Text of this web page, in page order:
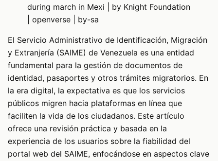
during march in Mexi | by Knight Foundation
| openverse | by-sa
El Servicio Administrativo de Identificación, Migración
y Extranjería (SAIME) de Venezuela es una entidad
fundamental para la gestión de documentos de
identidad, pasaportes y otros trámites migratorios. En
la era digital, la expectativa es que los servicios
públicos migren hacia plataformas en línea que
faciliten la vida de los ciudadanos. Este artículo
ofrece una revisión práctica y basada en la
experiencia de los usuarios sobre la fiabilidad del
portal web del SAIME, enfocándose en aspectos clave